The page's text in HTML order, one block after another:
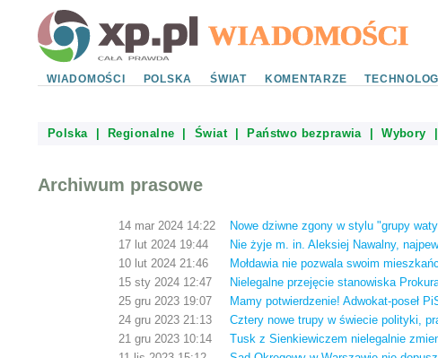
WIADOMOŚCI POLSKA ŚWIAT KOMENTARZE
Polska| Regionalne Świat| Państwo bezprawia|Wybory
Archiwum prasowe
14 mar 2024 14:22
Nowe dziwne zgony w stylu "grupy
17 lut 2024 19:44
Nie żyje m. in. Aleksiej Nawalny,
10 lut 2024 21:46
Mołdawia nie pozwala swoim
15 sty 2024 12:47
Nielegalne przejęcie stanowiska
25 gru 2023 19:07
Mamy potwierdzenie! Adwokat-poseł
24 gru 2023 21:13
Cztery nowe trupy w świecie polityki,
21 gru 2023 10:14
Tusk z Sienkiewiczem nielegalnie